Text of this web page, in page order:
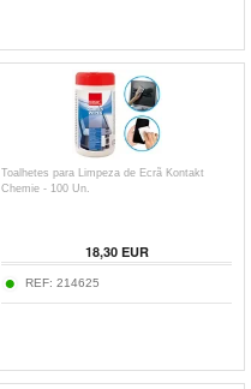
Toalhetes para Limpeza de Ecrã Kontakt
Chemie - 100 Un.
18,30EUR
REF: 214625